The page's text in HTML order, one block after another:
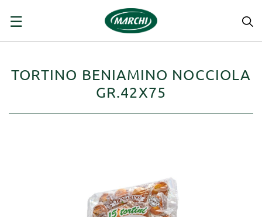
navigazione
☰
TORTINO BENIAMINO NOCCIOLA
GR.42X75